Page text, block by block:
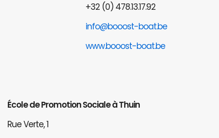
+32 (0) 478.13.17.92
info@booost-boat.be
www.booost-boat.be
École de Promotion Sociale à Thuin
Rue Verte, 1